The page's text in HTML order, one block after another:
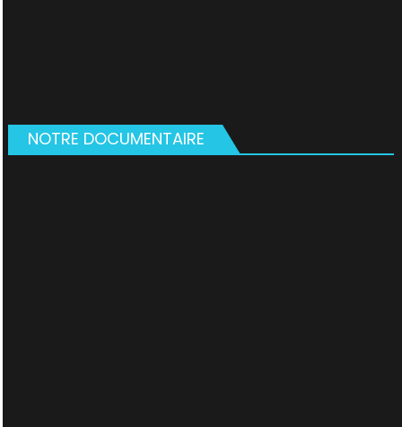
NOTRE DOCUMENTAIRE